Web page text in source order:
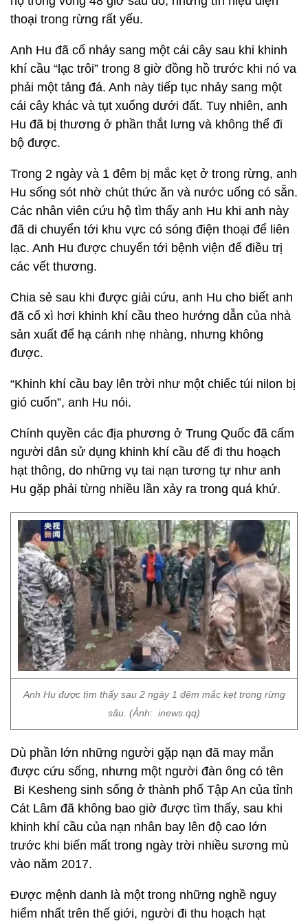
thoại trong rừng rất yếu.
Anh Hu đã cố nhảy sang một cái cây sau khi khinh
khí cầu “lạc trôi” trong 8 giờ đồng hồ trước khi nó va
phải một tảng đá. Anh này tiếp tục nhảy sang một
cái cây khác và tụt xuống dưới đất. Tuy nhiên, anh
Hu đã bị thương ở phần thắt lưng và không thể đi
bộ được.
Trong 2 ngày và 1 đêm bị mắc kẹt ở trong rừng, anh
Hu sống sót nhờ chút thức ăn và nước uống có sẵn.
Các nhân viên cứu hộ tìm thấy anh Hu khi anh này
đã di chuyển tới khu vực có sóng điện thoại để liên
lạc. Anh Hu được chuyển tới bệnh viện để điều trị
các vết thương.
Chia sẻ sau khi được giải cứu, anh Hu cho biết anh
đã cố xì hơi khinh khí cầu theo hướng dẫn của nhà
sản xuất để hạ cánh nhẹ nhàng, nhưng không
được.
“Khinh khí cầu bay lên trời như một chiếc túi nilon bị
gió cuốn”, anh Hu nói.
Chính quyền các địa phương ở Trung Quốc đã cấm
người dân sử dụng khinh khí cầu để đi thu hoạch
hạt thông, do những vụ tai nạn tương tự như anh
Hu gặp phải từng nhiều lần xảy ra trong quá khứ.
Anh Hu được tìm thấy sau 2 ngày 1 đêm mắc kẹt trong rừng
sâu. (Ảnh: inews.qq)
Dù phần lớn những người gặp nạn đã may mắn
được cứu sống, nhưng một người đàn ông có tên
Bi Kesheng sinh sống ở thành phố Tập An của tỉnh
Cát Lâm đã không bao giờ được tìm thấy, sau khi
khinh khí cầu của nạn nhân bay lên độ cao lớn
trước khi biến mất trong ngày trời nhiều sương mù
vào năm 2017.
Được mệnh danh là một trong những nghề nguy
hiểm nhất trên thế giới, người đi thu hoạch hạt